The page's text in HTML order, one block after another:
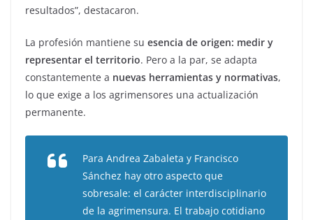
resultados”, destacaron.
La profesión mantiene su esencia de origen: medir y
representar el territorio. Pero a la par, se adapta
constantemente a nuevas herramientas y normativas,
lo que exige a los agrimensores una actualización
permanente.
Para Andrea Zabaleta y Francisco
Sánchez hay otro aspecto que
sobresale: el carácter interdisciplinario
de la agrimensura. El trabajo cotidiano